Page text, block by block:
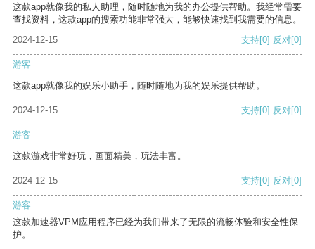
这款app就像我的私人助理，随时随地为我的办公提供帮助。我经常需要
查找资料，这款app的搜索功能非常强大，能够快速找到我需要的信息。
2024-12-15
支持[0] 反对[0]
游客
这款app就像我的娱乐小助手，随时随地为我的娱乐提供帮助。
2024-12-15 支持[0] 反对[0]
游客
这款游戏非常好玩，画面精美，玩法丰富。
2024-12-15 支持[0] 反对[0]
游客
这款加速器VPM应用程序已经为我们带来了无限的流畅体验和安全性保
护。